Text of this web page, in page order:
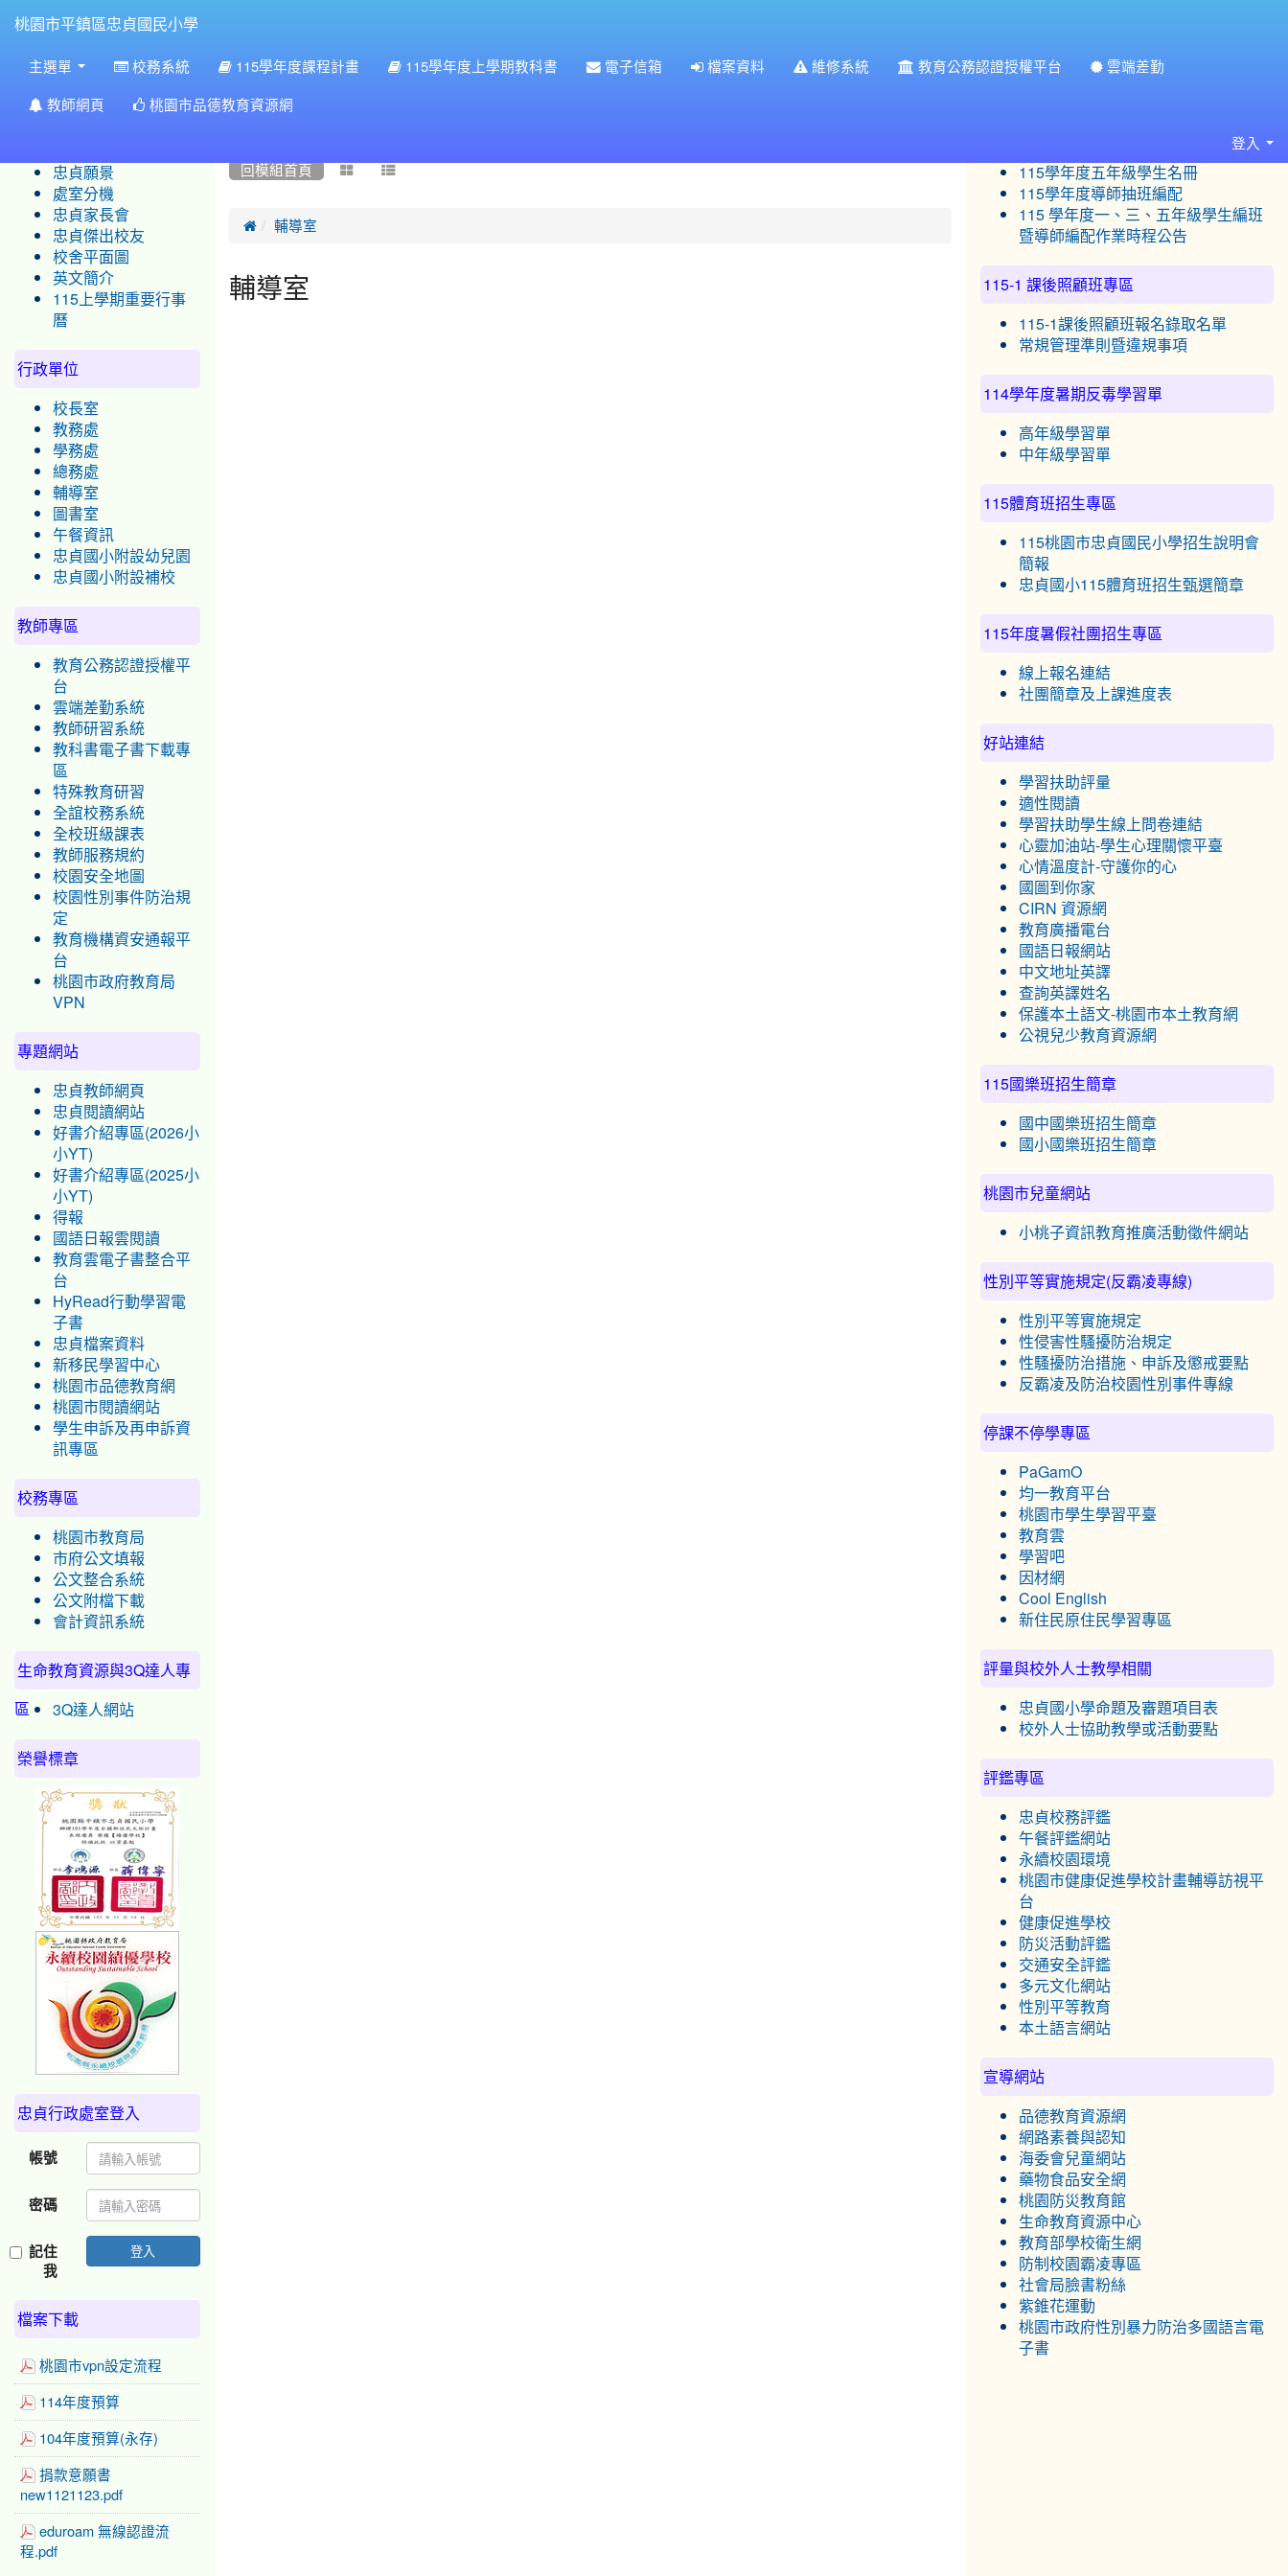
桃園市平鎮區忠貞國民小學
主選單 校務系統 115學年度課程計畫 115學年度上學期教科書 電子信箱 檔案資料 維修系統 教育公務認證授權平台 雲端差勤
教師網頁 桃園市品德教育資源網
登入
:::
回模組首頁  
 輔導室
輔導室
忠貞願景
處室分機
忠貞家長會
忠貞傑出校友
校舍平面圖
英文簡介
115上學期重要行事
曆
行政單位
校長室
教務處
學務處
總務處
輔導室
圖書室
午餐資訊
忠貞國小附設幼兒園
忠貞國小附設補校
教師專區
教育公務認證授權平
台
雲端差勤系統
教師研習系統
教科書電子書下載專
區
特殊教育研習
全誼校務系統
全校班級課表
教師服務規約
校園安全地圖
校園性別事件防治規
定
教育機構資安通報平
台
桃園市政府教育局
VPN
專題網站
忠貞教師網頁
忠貞閱讀網站
好書介紹專區(2026小
小YT)
好書介紹專區(2025小
小YT)
得報
國語日報雲閱讀
教育雲電子書整合平
台
HyRead行動學習電
子書
忠貞檔案資料
新移民學習中心
桃園市品德教育網
桃園市閱讀網站
學生申訴及再申訴資
訊專區
校務專區
桃園市教育局
市府公文填報
公文整合系統
公文附檔下載
會計資訊系統
生命教育資源與3Q達人專
區
3Q達人網站
榮譽標章
忠貞行政處室登入
帳號
密碼
記住
我
登入
檔案下載
桃園市vpn設定流程
114年度預算
104年度預算(永存)
捐款意願書
new1121123.pdf
eduroam 無線認證流
程.pdf
115學年度五年級學生名冊
115學年度導師抽班編配
115 學年度一、三、五年級學生編班
暨導師編配作業時程公告
115-1 課後照顧班專區
115-1課後照顧班報名錄取名單
常規管理準則暨違規事項
114學年度暑期反毒學習單
高年級學習單
中年級學習單
115體育班招生專區
115桃園市忠貞國民小學招生說明會
簡報
忠貞國小115體育班招生甄選簡章
115年度暑假社團招生專區
線上報名連結
社團簡章及上課進度表
好站連結
學習扶助評量
適性閱讀
學習扶助學生線上問卷連結
心靈加油站-學生心理關懷平臺
心情溫度計-守護你的心
國圖到你家
CIRN 資源網
教育廣播電台
國語日報網站
中文地址英譯
查詢英譯姓名
保護本土語文-桃園市本土教育網
公視兒少教育資源網
115國樂班招生簡章
國中國樂班招生簡章
國小國樂班招生簡章
桃園市兒童網站
小桃子資訊教育推廣活動徵件網站
性別平等實施規定(反霸凌專線)
性別平等實施規定
性侵害性騷擾防治規定
性騷擾防治措施、申訴及懲戒要點
反霸凌及防治校園性別事件專線
停課不停學專區
PaGamO
均一教育平台
桃園市學生學習平臺
教育雲
學習吧
因材網
Cool English
新住民原住民學習專區
評量與校外人士教學相關
忠貞國小學命題及審題項目表
校外人士協助教學或活動要點
評鑑專區
忠貞校務評鑑
午餐評鑑網站
永續校園環境
桃園市健康促進學校計畫輔導訪視平
台
健康促進學校
防災活動評鑑
交通安全評鑑
多元文化網站
性別平等教育
本土語言網站
宣導網站
品德教育資源網
網路素養與認知
海委會兒童網站
藥物食品安全網
桃園防災教育館
生命教育資源中心
教育部學校衛生網
防制校園霸凌專區
社會局臉書粉絲
紫錐花運動
桃園市政府性別暴力防治多國語言電
子書